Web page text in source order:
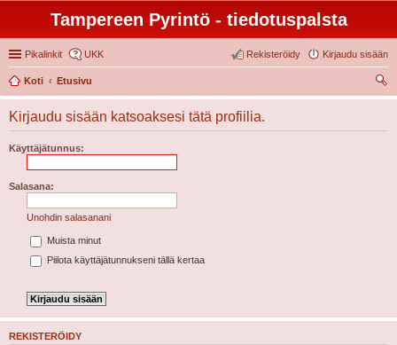
Tampereen Pyrintö - tiedotuspalsta
Pikalinkit UKK Kirjaudu sisään
Rekisteröidy
Koti
Etusivu
tsi
Kirjaudu sisään katsoaksesi tätä profiilia.
Käyttäjätunnus:
Salasana:
Unohdin salasanani
Muista minut
Piilota käyttäjätunnukseni tällä kertaa
REKISTERÖIDY